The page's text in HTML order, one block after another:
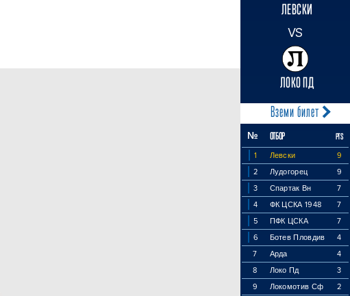
ЛЕВСКИ
VS
ЛОКО ПД
Вземи билет
№ ОТБОР PTS
1 Левски
9
2
Лудогорец
9
3
Спартак Вн
7
4
ФК ЦСКА 1948
7
5
ПФК ЦСКА
7
6
Ботев Пловдив
4
7
Арда
4
8
Локо Пд
3
9
Локомотив Сф
2